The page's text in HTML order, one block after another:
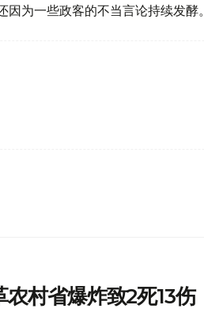
为一些政客的不当言论持续发酵。
村省爆炸致2死13伤